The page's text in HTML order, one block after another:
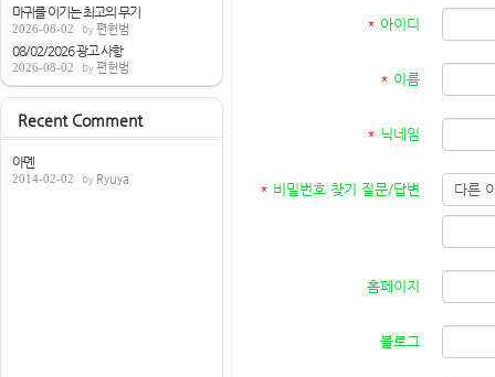
마귀를 이기는 최고의 무기
2026-08-02 편헌범
08/02/2026 광고 사항
2026-08-02 편헌범
Recent Comment
아멘
2014-02-02 Ryuya
* 아이디
* 이름
* 닉네임
* 비밀번호 찾기 질문/답변
홈페이지
블로그